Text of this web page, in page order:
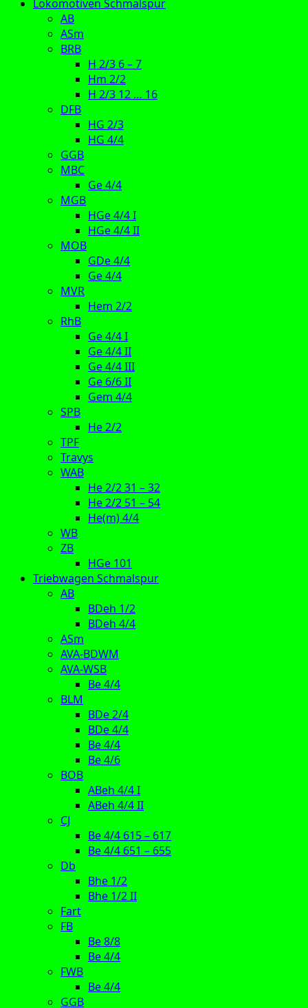
Lokomotiven Schmalspur
AB
ASm
BRB
H 2/3 6 – 7
Hm 2/2
H 2/3 12 … 16
DFB
HG 2/3
HG 4/4
GGB
MBC
Ge 4/4
MGB
HGe 4/4 I
HGe 4/4 II
MOB
GDe 4/4
Ge 4/4
MVR
Hem 2/2
RhB
Ge 4/4 I
Ge 4/4 II
Ge 4/4 III
Ge 6/6 II
Gem 4/4
SPB
He 2/2
TPF
Travys
WAB
He 2/2 31 – 32
He 2/2 51 – 54
He(m) 4/4
WB
ZB
HGe 101
Triebwagen Schmalspur
AB
BDeh 1/2
BDeh 4/4
ASm
AVA-BDWM
AVA-WSB
Be 4/4
BLM
BDe 2/4
BDe 4/4
Be 4/4
Be 4/6
BOB
ABeh 4/4 I
ABeh 4/4 II
CJ
Be 4/4 615 – 617
Be 4/4 651 – 655
Db
Bhe 1/2
Bhe 1/2 II
Fart
FB
Be 8/8
Be 4/4
FWB
Be 4/4
GGB